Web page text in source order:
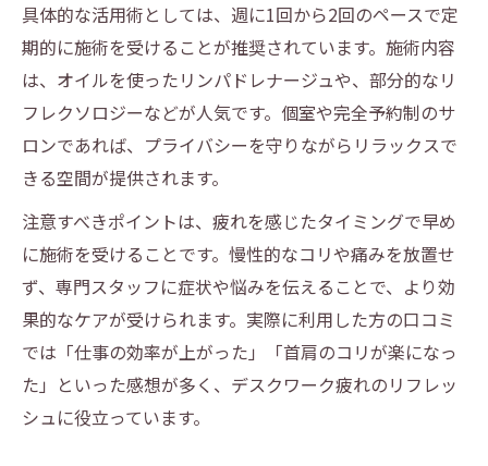
方法
リンパが詰まりやすい場所とセルフケアのコツ
リンパが詰まりやすい部位を知って効果的
対策
セルフケアでリンパマッサージ効果を高め
る方法
リンパマッサージで首や脇の詰まりを解消
むくみやすい場所へのリンパマッサージの
重要性
リンパマッサージで日々のセルフケアを実
践
好転反応や倦怠感にも安心なリンパマッサージ
具体的な活用術としては、週に1回から2回のペースで定
期的に施術を受けることが推奨されています。施術内容
は、オイルを使ったリンパドレナージュや、部分的なリ
フレクソロジーなどが人気です。個室や完全予約制のサ
ロンであれば、プライバシーを守りながらリラックスで
きる空間が提供されます。
注意すべきポイントは、疲れを感じたタイミングで早め
に施術を受けることです。慢性的なコリや痛みを放置せ
ず、専門スタッフに症状や悩みを伝えることで、より効
果的なケアが受けられます。実際に利用した方の口コミ
では「仕事の効率が上がった」「首肩のコリが楽になっ
た」といった感想が多く、デスクワーク疲れのリフレッ
シュに役立っています。